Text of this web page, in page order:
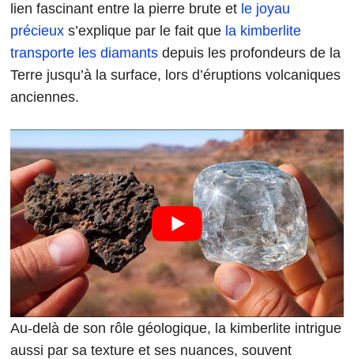
lien fascinant entre la pierre brute et le joyau
précieux s’explique par le fait que la kimberlite
transporte les diamants depuis les profondeurs de la
Terre jusqu’à la surface, lors d’éruptions volcaniques
anciennes.
Au-delà de son rôle géologique, la kimberlite intrigue
aussi par sa texture et ses nuances, souvent